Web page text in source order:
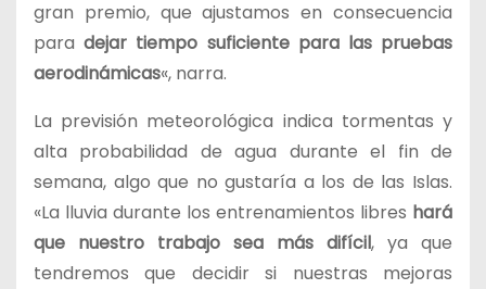
gran premio, que ajustamos en consecuencia
para dejar tiempo suficiente para las pruebas
aerodinámicas«, narra.
La previsión meteorológica indica tormentas y
alta probabilidad de agua durante el fin de
semana, algo que no gustaría a los de las Islas.
«La lluvia durante los entrenamientos libres hará
que nuestro trabajo sea más difícil, ya que
tendremos que decidir si nuestras mejoras